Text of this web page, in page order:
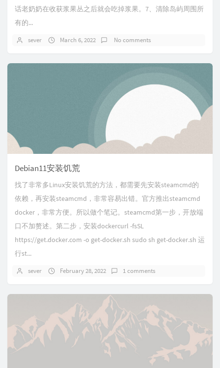
话老奶奶在收获浆果丛之后就会吃掉浆果。7、清除岛屿周围所
有的...
sever March 6, 2022 No comments
Debian11安装饥荒
找了非常多Linux安装饥荒的方法，都需要先安装steamcmd的
依赖，再安装steamcmd，非常容易出错。官方推出steamcmd
docker，非常方便。所以做个笔记。steamcmd第一步，开放端
口不加赘述。第二步，安装dockercurl -fsSL
https://get.docker.com -o get-docker.sh sudo sh get-docker.sh 运
行st...
sever February 28, 2022 1 comments